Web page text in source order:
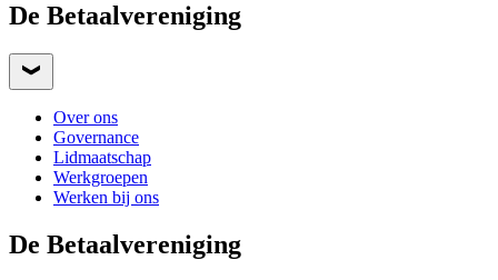
De Betaalvereniging
Over ons
Governance
Lidmaatschap
Werkgroepen
Werken bij ons
De Betaalvereniging